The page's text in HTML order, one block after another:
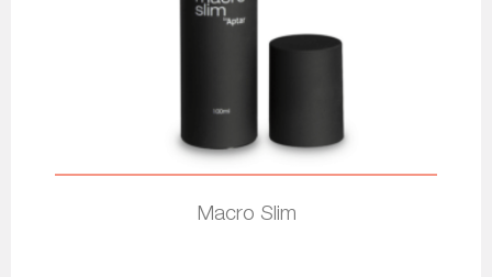
Macro Slim